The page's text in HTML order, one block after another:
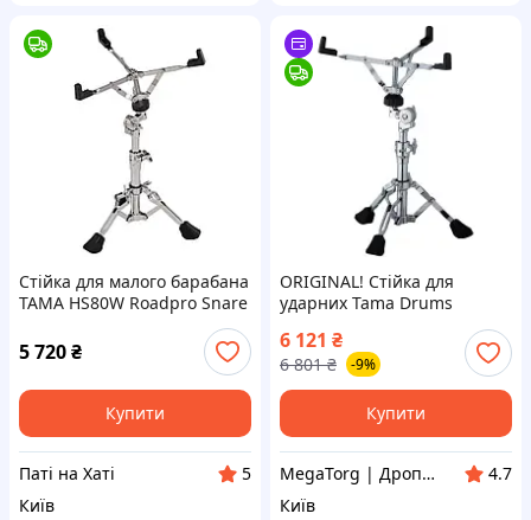
Стійка для малого барабана
TAMA HS80W Roadpro Snare
5 720₴
Купити
Паті на Хаті
5
Київ
ORIGINAL! Стійка для
ударних Tama Drums
Гарантія! MegaTorg.com.ua
6 121 ₴
6 801 ₴ -9%
Купити
MegaTorg | Дропшиппінг та Опт
4.7
Київ